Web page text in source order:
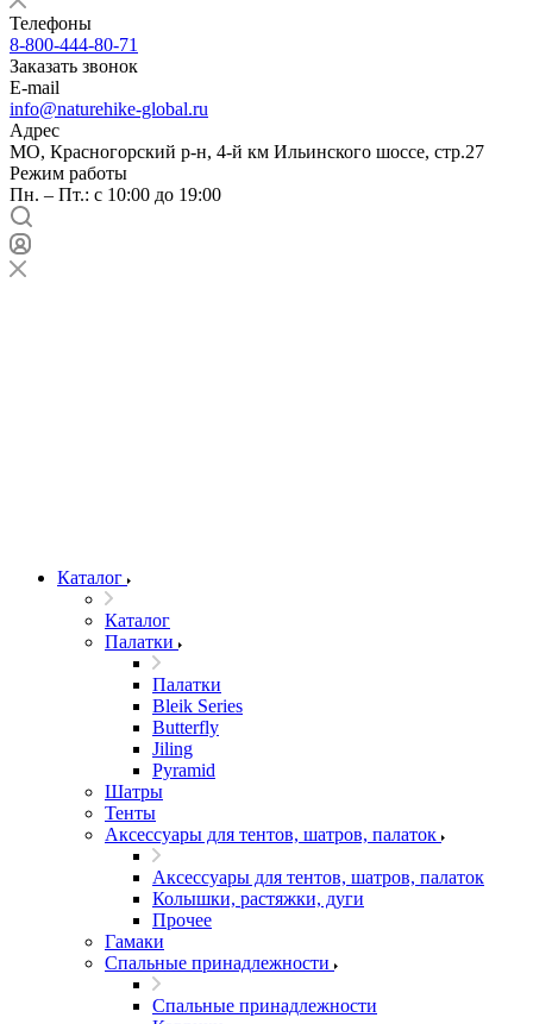
Телефоны
8-800-444-80-71
Заказать звонок
E-mail
info@naturehike-global.ru
Адрес
МО, Красногорский р-н, 4-й км Ильинского шоссе, стр.27
Режим работы
Пн. – Пт.: с 10:00 до 19:00
Каталог
Каталог
Палатки
Палатки
Bleik Series
Butterfly
Jiling
Pyramid
Шатры
Тенты
Аксессуары для тентов, шатров, палаток
Аксессуары для тентов, шатров, палаток
Колышки, растяжки, дуги
Прочее
Гамаки
Спальные принадлежности
Спальные принадлежности